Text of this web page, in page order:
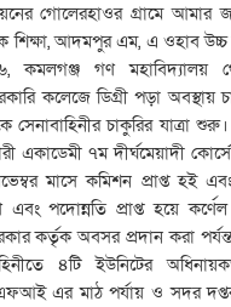
গোলেরহাওর গ্রামে আমার
শিক্ষা, আদমপুর এম, এ ওহাব উচ্চ
কমলগঞ্জ গণ মহাবিদ্যালয়
কলেজে ডিগ্রী পড়া অবস্থায়
সেনাবাহিনীর চাকুরির যাত্রা
একাডেমী ৭ম দীর্ঘমেয়াদী
মাসে কমিশন প্রাপ্ত হই
এবং পদোন্নতি প্রাপ্ত হয়ে
কর্তৃক অবসর প্রদান করা
৪টি ইউনিটের
এর মাঠ পর্যায় ও সদর দপ্তর